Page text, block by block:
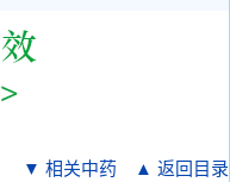
▼ 相关中药 ▲ 返回目录